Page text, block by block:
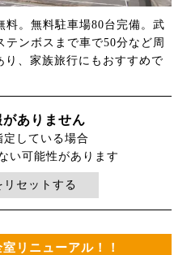
料。無料駐車場80台完備。武
ンボスまで車で50分など周
、家族旅行にもおすすめで
ありません
している場合
い可能性があります
セットする
リニューアル！！